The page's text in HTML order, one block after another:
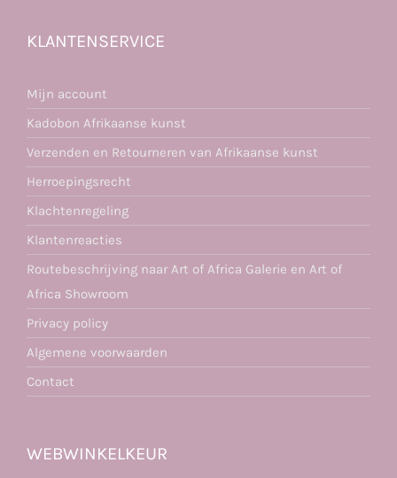
KLANTENSERVICE
Mijn account
Kadobon Afrikaanse kunst
Verzenden en Retourneren van Afrikaanse kunst
Herroepingsrecht
Klachtenregeling
Klantenreacties
Routebeschrijving naar Art of Africa Galerie en Art of
Africa Showroom
Privacy policy
Algemene voorwaarden
Contact
WEBWINKELKEUR